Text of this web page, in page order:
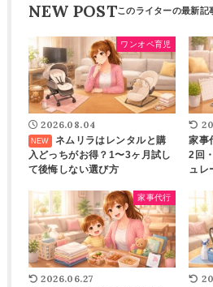
NEW POST
ワンオペ育児
2026.08.04
ネムリラはレンタルと購
入どっちがお得？1〜3ヶ月試し
て後悔しない選び方
家事
2回
ュレ
家事代行
2026.06.27